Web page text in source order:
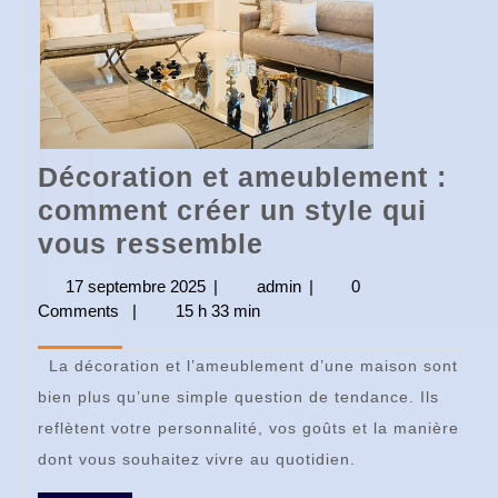
Décoration et ameublement :
comment créer un style qui
vous ressemble
et
comment
créer
un
style
17 septembre 2025 17
septembre
| admin admin
|
0
Comments
| 15 h 33 min
La décoration et l’ameublement d’une maison sont
bien plus qu’une simple question de tendance. Ils
reflètent votre personnalité, vos goûts et la manière
dont vous souhaitez vivre au quotidien.